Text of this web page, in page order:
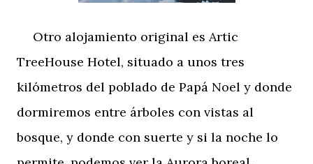
Otro alojamiento original es Artic
TreeHouse Hotel, situado a unos tres
kilómetros del poblado de Papá Noel y donde
dormiremos entre árboles con vistas al
bosque, y donde con suerte y si la noche lo